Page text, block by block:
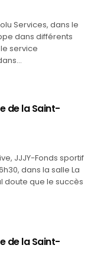
Services, dans le
dans différents
service
de la Saint-
JJJY-Fonds sportif
dans la salle La
doute que le succès
de la Saint-